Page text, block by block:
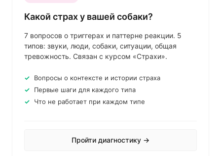
Какой страх у вашей собаки?
7 вопросов о триггерах и паттерне реакции. 5
типов: звуки, люди, собаки, ситуации, общая
тревожность. Связан с курсом «Страхи».
Вопросы о контексте и истории страха
Первые шаги для каждого типа
Что не работает при каждом типе
Пройти диагностику →